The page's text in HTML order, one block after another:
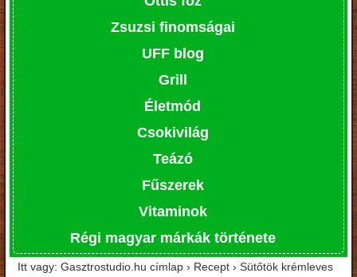
Zsuzsi finomságai
UFF blog
Grill
Életmód
Csokivilág
Teázó
Fűszerek
Vitaminok
Régi magyar márkák története
Itt vagy: Gasztrostudio.hu címlap › Recept › Sütőtök krémleves